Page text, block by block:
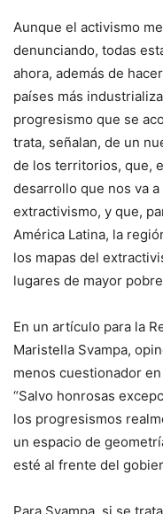
Aunque el activismo
denunciando, todas
ahora, además de
países más
progresismo que se
trata, señalan, de un
de los territorios, que,
desarrollo que nos va
extractivismo, y que,
América Latina, la
los mapas del
lugares de mayor
En un artículo para la
Maristella Svampa,
menos cuestionador
“Salvo honrosas
los progresismos
un espacio de
esté al frente del